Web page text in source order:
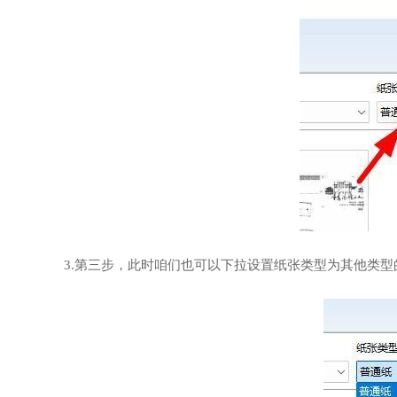
3.第三步，此时咱们也可以下拉设置纸张类型为其他类型